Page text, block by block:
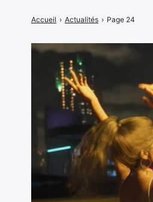
Accueil › Actualités › Page 24